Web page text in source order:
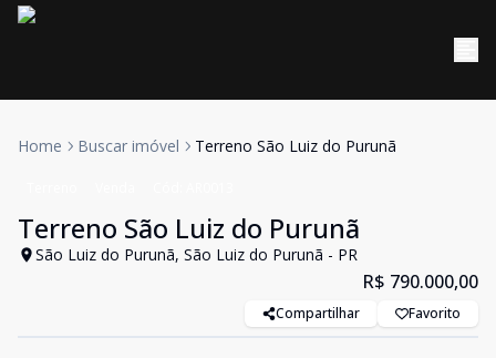
Home Buscar imóvel Terreno São Luiz do Purunã
Terreno São Luiz do Purunã
São Luiz do Purunã, São Luiz do Purunã - PR
R$ 790.000,00
Compartilhar Favorito